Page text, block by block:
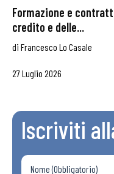
Formazione e
credito e delle...
di Francesco Lo Casale
27 Luglio 2026
Iscriviti